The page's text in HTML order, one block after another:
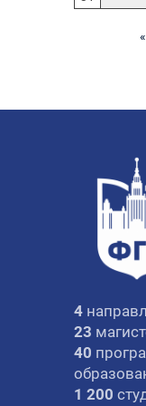
4
23
40
1 200